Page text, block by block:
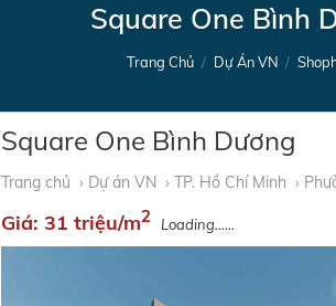
Square One Bình
Trang Chủ / Dự Án VN /
Square One Bình Dương
Trang chủ › Dự án VN › TP. Hồ Chí Minh ›
Giá: 31 triệu/m2 Loading......